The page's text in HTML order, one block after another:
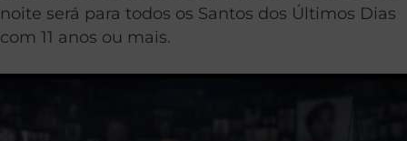
noite será para todos os Santos dos Últimos Dias
com 11 anos ou mais.